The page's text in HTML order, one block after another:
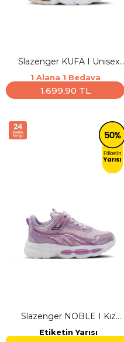
Slazenger KUFA I Unisex
Çocuk Cırt Cırtlı Bej / Kahve
Günlük Spor Ayakkabısı
1 Alana 1 Bedava
1.699,90 TL
Slazenger NOBLE I Kız
Çocuk Cırt Cırtlı Lila Günlük
Etiketin Yarısı